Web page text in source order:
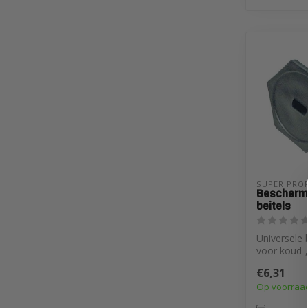
SUPER PROF
beitels
Universele
voor koud-
steen-,
Voork...
€6,31
Op voorraad